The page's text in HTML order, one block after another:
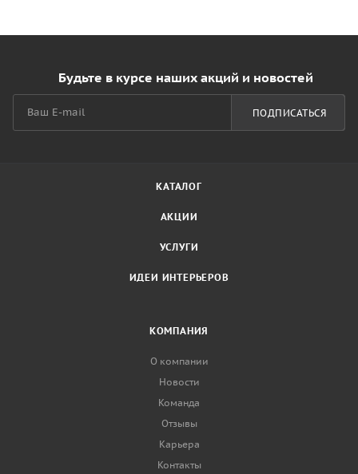
Будьте в курсе наших акций и новостей
ПОДПИСАТЬСЯ
КАТАЛОГ
АКЦИИ
УСЛУГИ
ИДЕИ ИНТЕРЬЕРОВ
КОМПАНИЯ
О компании
Новости
Команда
Отзывы
Карьера
Контакты